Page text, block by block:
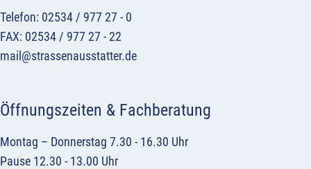
Telefon: 02534 / 977 27 - 0
FAX: 02534 / 977 27 - 22
mail@strassenausstatter.de
Öffnungszeiten & Fachberatung
Montag – Donnerstag 7.30 - 16.30 Uhr
Pause 12.30 - 13.00 Uhr